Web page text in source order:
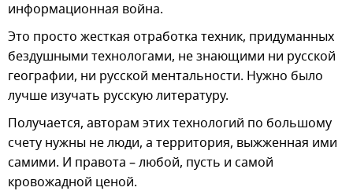
информационная война.
Это просто жесткая отработка техник, придуманных
бездушными технологами, не знающими ни русской
географии, ни русской ментальности. Нужно было
лучше изучать русскую литературу.
Получается, авторам этих технологий по большому
счету нужны не люди, а территория, выжженная ими
самими. И правота – любой, пусть и самой
кровожадной ценой.